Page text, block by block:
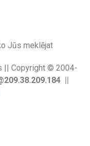
Jūs meklējat
|| Copyright © 2004-
||